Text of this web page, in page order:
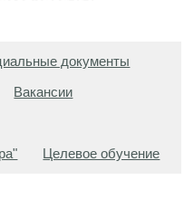
документы
Вакансии
Целевое обучение